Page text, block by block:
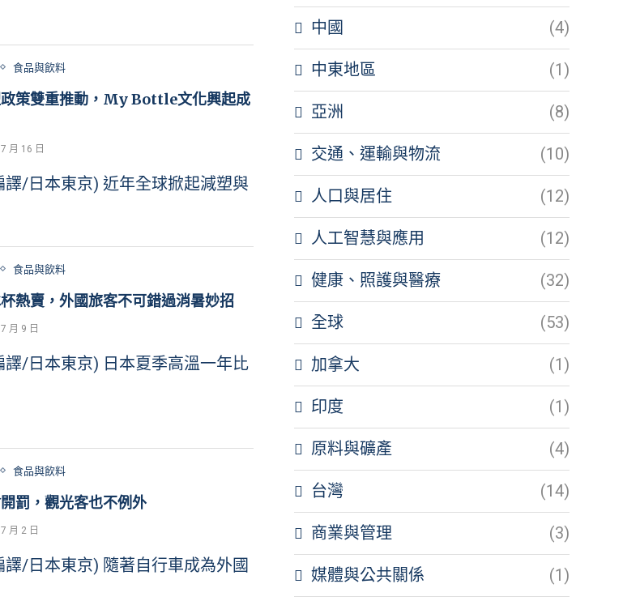
食品與飲料
政策雙重推動，My Bottle文化興起成
月 16 日
譯/日本東京) 近年全球掀起減塑與
食品與飲料
熱賣，外國旅客不可錯過消暑妙招
月 9 日
譯/日本東京) 日本夏季高溫一年比
食品與飲料
罰，觀光客也不例外
月 2 日
譯/日本東京) 隨著自行車成為外國
中國 (4)
中東地區 (1)
亞洲 (8)
交通、運輸與物流 (10)
人口與居住 (12)
人工智慧與應用 (12)
健康、照護與醫療 (32)
全球 (53)
加拿大 (1)
印度 (1)
原料與礦產 (4)
台灣 (14)
商業與管理 (3)
媒體與公共關係 (1)